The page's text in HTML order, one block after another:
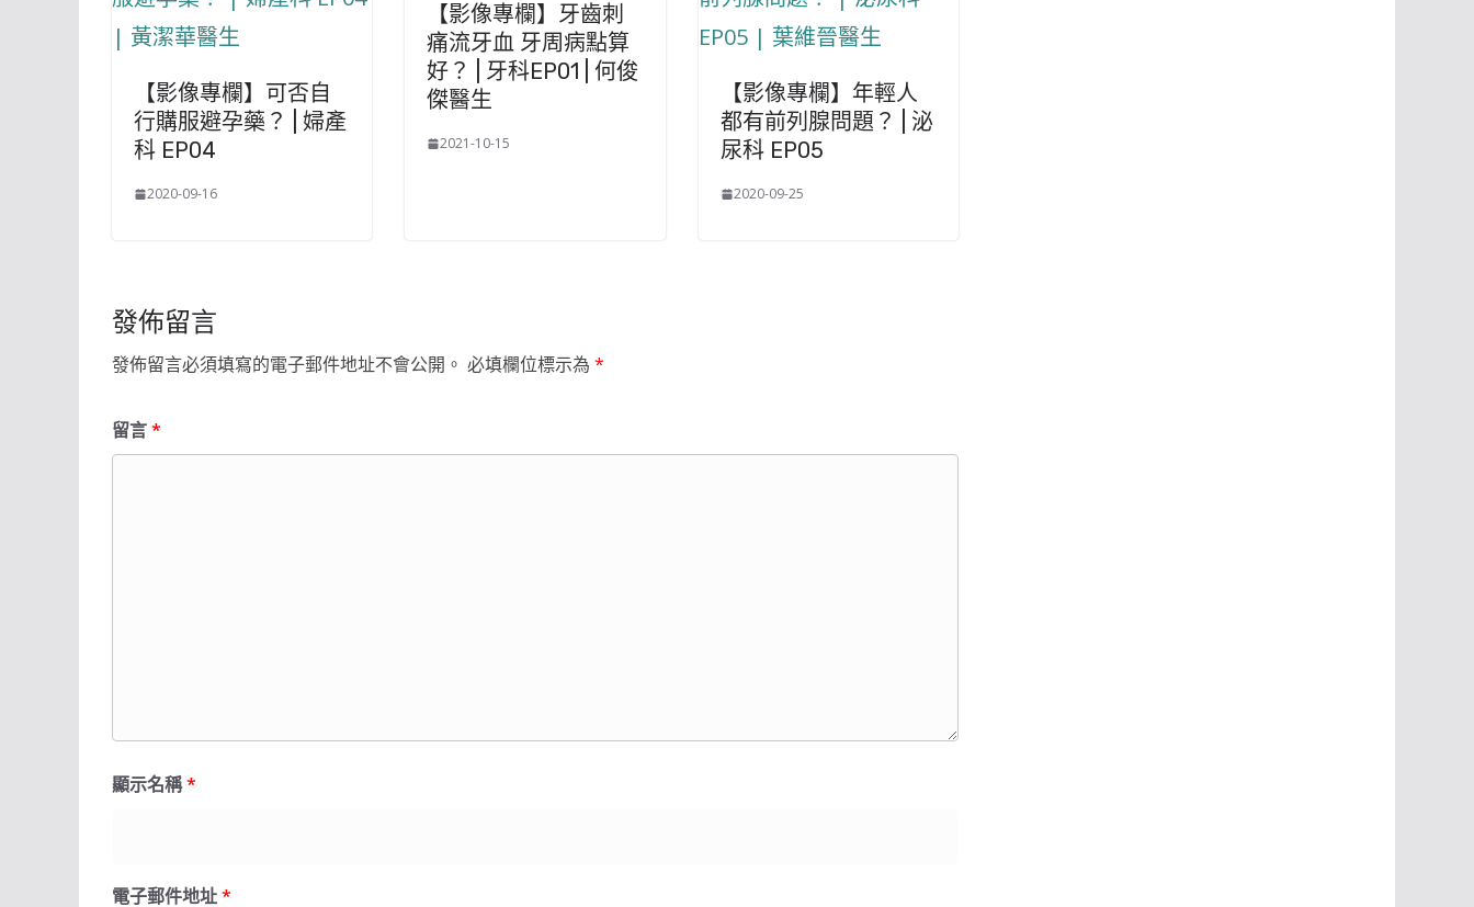
【影像專欄】可否自
行購服避孕藥？ | 婦產
科 EP04
2020-09-16
【影像專欄】牙齒刺
痛流牙血 牙周病點算
好？ | 牙科EP01 | 何俊
傑醫生
2021-10-15
【影像專欄】年輕人
都有前列腺問題？ | 泌
尿科 EP05
2020-09-25
發佈留言
發佈留言必須填寫的電子郵件地址不會公開。 必填欄位標示為 *
留言*
顯示名稱*
電子郵件地址*